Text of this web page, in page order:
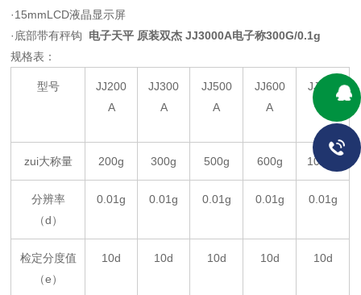
·15mmLCD液晶显示屏
·底部带有秤钩 电子天平 原装双杰 JJ3000A电子称300G/0.1g
规格表：
型号
JJ200
A
JJ300
A
JJ500
A
JJ600
A
JJ100
0A
zui大称量 200g 300g 500g 600g 1000g
分辨率
（d）
0.01g 0.01g 0.01g 0.01g 0.01g
检定分度值
（e）
10d 10d 10d 10d 10d